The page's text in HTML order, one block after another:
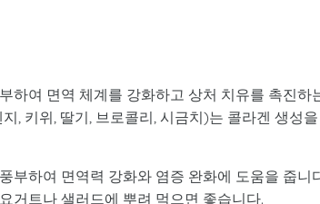
하여 면역 체계를 강화하고 상처 치유를 촉진하
, 키위, 딸기, 브로콜리, 시금치)는 콜라겐 생성을
부하여 면역력 강화와 염증 완화에 도움을 줍니
거트나 샐러드에 뿌려 먹으면 좋습니다.